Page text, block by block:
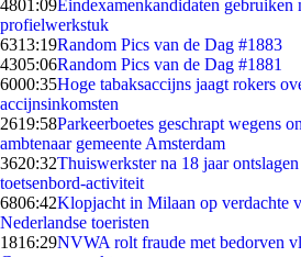
4801:09Eindexamenkandidaten gebruiken
profielwerkstuk
6313:19Random Pics van de Dag #1883
4305:06Random Pics van de Dag #1881
6000:35Hoge tabaksaccijns jaagt rokers
accijnsinkomsten
2619:58Parkeerboetes geschrapt wegens
ambtenaar gemeente Amsterdam
3620:32Thuiswerkster na 18 jaar
toetsenbord-activiteit
6806:42Klopjacht in Milaan op verdachte
Nederlandse toeristen
1816:29NVWA rolt fraude met bedorven